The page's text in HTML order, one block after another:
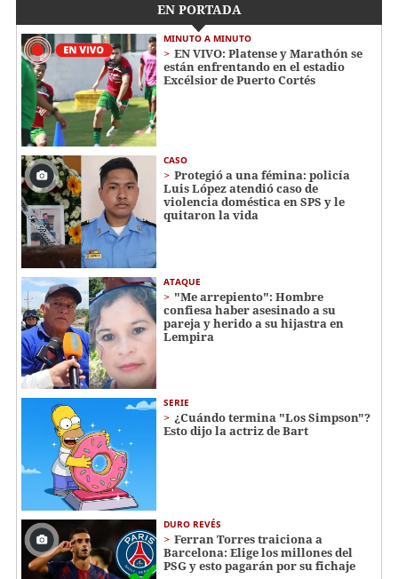
EN PORTADA
MINUTO A MINUTO
EN VIVO: Platense y Marathón se
están enfrentando en el estadio
Excélsior de Puerto Cortés
CASO
Protegió a una fémina: policía
Luis López atendió caso de
violencia doméstica en SPS y le
quitaron la vida
ATAQUE
"Me arrepiento": Hombre
confiesa haber asesinado a su
pareja y herido a su hijastra en
Lempira
SERIE
¿Cuándo termina "Los Simpson"?
Esto dijo la actriz de Bart
DURO REVÉS
Ferran Torres traiciona a
Barcelona: Elige los millones del
PSG y esto pagarán por su fichaje